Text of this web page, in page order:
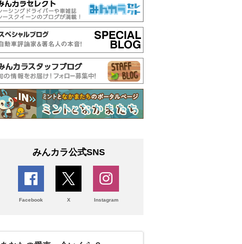
みんカラ公式SNS
Facebook X Instagram